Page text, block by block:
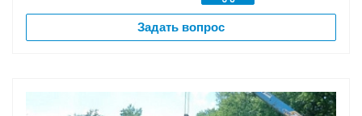
Задать вопрос